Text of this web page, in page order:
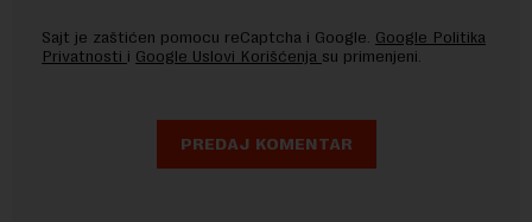
Sajt je zaštićen pomocu reCaptcha i Google. Google Politika
Privatnosti i Google Uslovi Korišćenja su primenjeni.